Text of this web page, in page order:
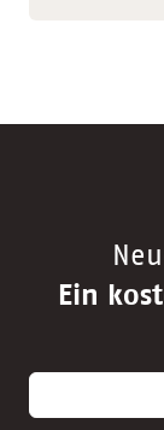
Ein